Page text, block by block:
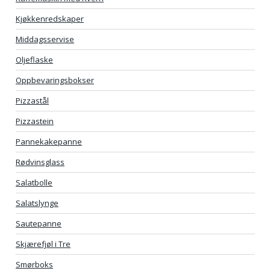
Kjøkkenredskaper
Middagsservise
Oljeflaske
Oppbevaringsbokser
Pizzastål
Pizzastein
Pannekakepanne
Rødvinsglass
Salatbolle
Salatslynge
Sautepanne
Skjærefjøl i Tre
Smørboks